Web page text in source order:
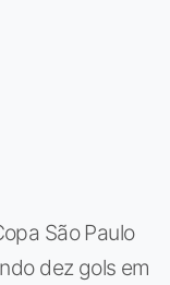
São Paulo
dez gols em